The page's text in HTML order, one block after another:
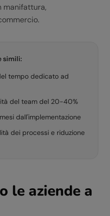
manifattura,
simili:
tempo dedicato ad
del team del 20-40%
dall'implementazione
dei processi e riduzione
le aziende a